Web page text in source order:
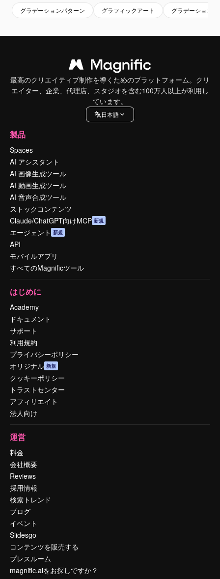
グラデーションパターン グラフィックアート グラデーション
最高のクリエイティブ制作を導くためのプラットフォーム。クリ
エイター、企業、代理店、スタジオを含む100万人以上が利用し
ています。
日本語
製品
Spaces
AI アシスタント
AI 画像生成ツール
AI 動画生成ツール
AI 音声合成ツール
ストックコンテンツ
Claude/ChatGPT向けMCP 新規
エージェント 新規
API
モバイルアプリ
すべてのMagnificツール
はじめに
Academy
ドキュメント
サポート
利用規約
プライバシーポリシー
オリジナル 新規
クッキーポリシー
トラストセンター
アフィリエイト
法人向け
運営
料金
会社概要
Reviews
採用情報
検索トレンド
ブログ
イベント
Slidesgo
コンテンツを販売する
プレスルーム
magnific.aiをお探しですか？